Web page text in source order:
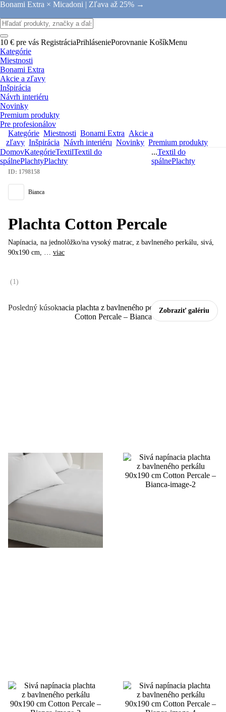
Bonami Extra × Micadoni | Zľava až 25% →
10 € pre vás RegistráciaPrihláseniePorovnanie KošíkMenu
Kategórie
Miestnosti
Bonami Extra
Akcie a zľavy
Inšpirácia
Návrh interiéru
Novinky
Premium produkty
Pre profesionálov
Kategórie Miestnosti Bonami Extra Akcie a
zľavy Inšpirácia Návrh interiéru Novinky Premium produkty
DomovKategórieTextilTextil do
spálnePlachtyPlachty
...Textil do
spálnePlachty
Zobraziť galériu
Posledný kúsok
ID: 1798158
Bianca
Plachta Cotton Percale
Napínacia, na jednolôžko/na vysoký matrac, z bavlneného perkálu, sivá,
90x190 cm, … viac
(1 )